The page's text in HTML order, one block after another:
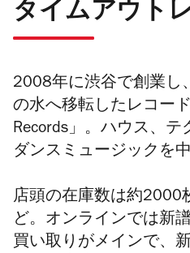
タイムアウト
2008年に渋谷で創業し
の水へ移転したレコー
Records」。ハウス、テ
ダンスミュージックを
店頭の在庫数は約2000
ど。オンラインでは新
買い取りがメインで、